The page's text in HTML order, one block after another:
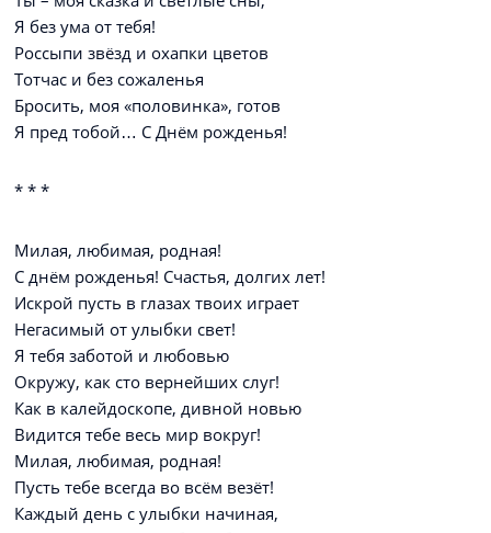
Я без ума от тебя!
Россыпи звёзд и охапки цветов
Тотчас и без сожаленья
Бросить, моя «половинка», готов
Я пред тобой… С Днём рожденья!
* * *
Милая, любимая, родная!
С днём рожденья! Счастья, долгих лет!
Искрой пусть в глазах твоих играет
Негасимый от улыбки свет!
Я тебя заботой и любовью
Окружу, как сто вернейших слуг!
Как в калейдоскопе, дивной новью
Видится тебе весь мир вокруг!
Милая, любимая, родная!
Пусть тебе всегда во всём везёт!
Каждый день с улыбки начиная,